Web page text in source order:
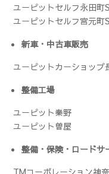
ユーピットセルフ永田町
ユーピットセルフ宮元町
新車・中古車販売
ユーピットカーショップ
整備工場
ユーピット秦野
ユーピット曽屋
整備・保険・ロードサ
TMコーポレーション神